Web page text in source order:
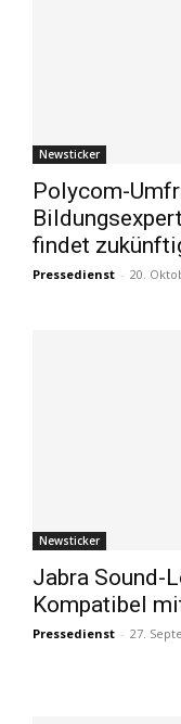
Newsticker
Polycom-
findet
Pressedienst - 20.
Newsticker
Jabra Sound-
Kompatibel
Pressedienst - 27.